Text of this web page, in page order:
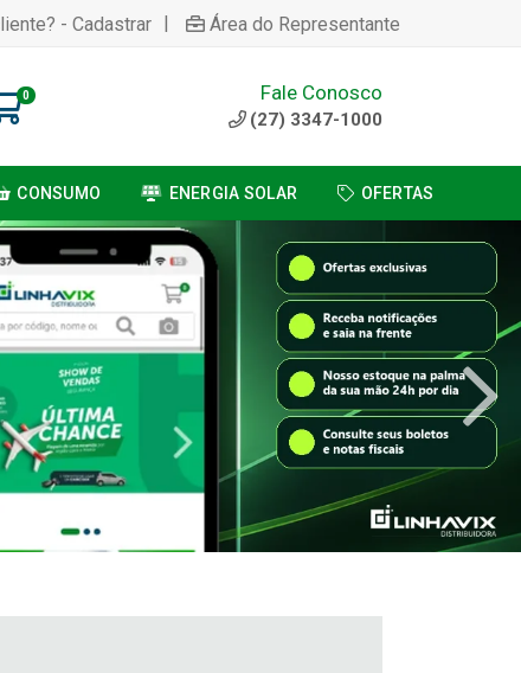
- Cadastrar | Área do Representante
0 Fale Conosco
(27) 3347-1000
CONSUMO ENERGIA SOLAR OFERTAS